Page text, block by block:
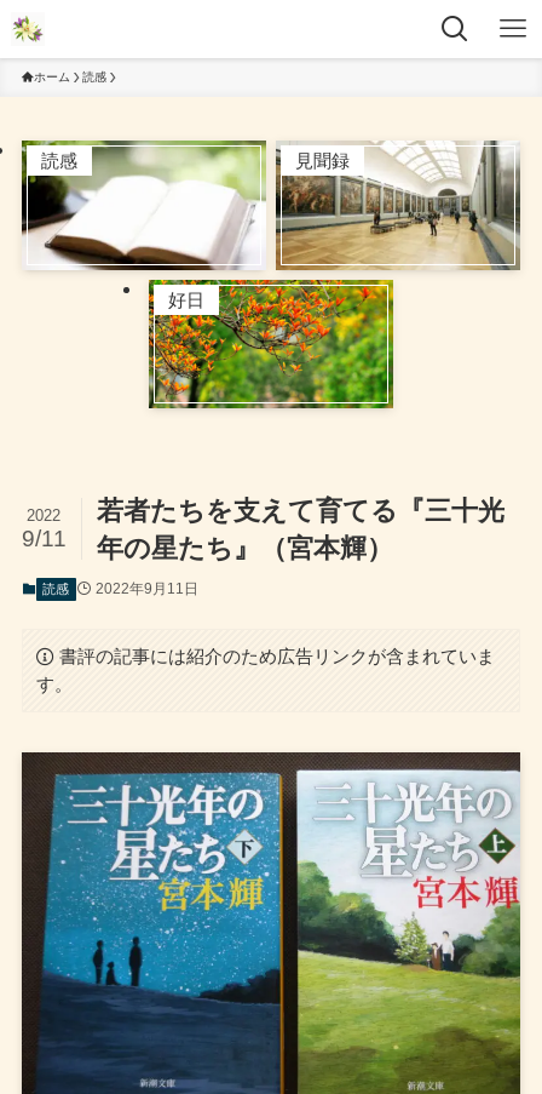
ホーム 読感
読感 見聞録
好日
若者たちを支えて育てる『三十光
年の星たち』（宮本輝）
2022
9/11
読感 2022年9月11日
書評の記事には紹介のため広告リンクが含まれていま
す。